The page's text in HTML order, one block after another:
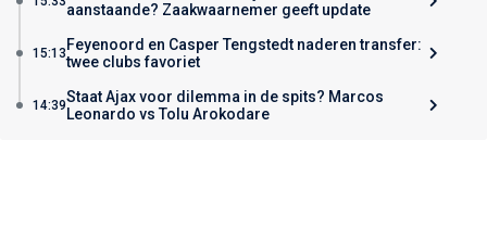
aanstaande? Zaakwaarnemer geeft update
15:13 Feyenoord en Casper Tengstedt naderen transfer:
twee clubs favoriet
14:39Staat Ajax voor dilemma in de spits? Marcos
Leonardo vs Tolu Arokodare